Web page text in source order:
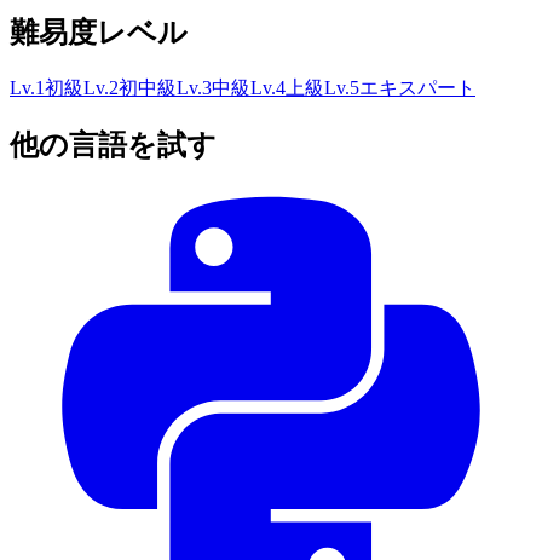
難易度レベル
Lv.1初級Lv.2初中級Lv.3中級Lv.4 上級Lv.5エキスパート
他の言語を試す